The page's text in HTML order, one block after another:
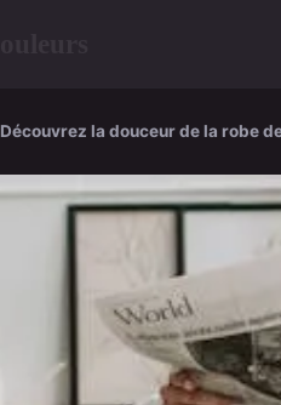
Découvrez la douceur de la robe